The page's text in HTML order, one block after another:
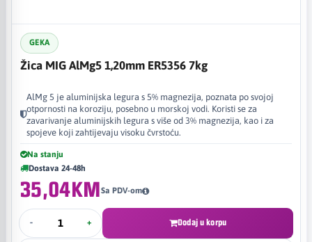
GEKA
Žica MIG AlMg5 1,20mm ER5356 7kg
AlMg 5 je aluminijska legura s 5% magnezija, poznata po svojoj
otpornosti na koroziju, posebno u morskoj vodi. Koristi se za
zavarivanje aluminijskih legura s više od 3% magnezija, kao i za
spojeve koji zahtijevaju visoku čvrstoću.
Na stanju
Dostava 24-48h
35,04KMSa PDV-om
- + Dodaj u korpu